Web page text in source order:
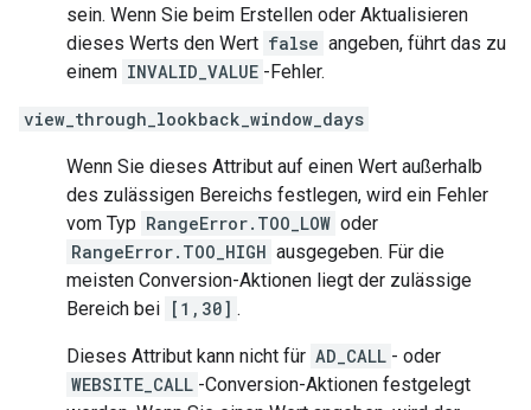
sein. Wenn Sie beim Erstellen oder Aktualisieren
dieses Werts den Wert false angeben, führt das zu
einem INVALID_VALUE -Fehler.
view_through_lookback_window_days
Wenn Sie dieses Attribut auf einen Wert außerhalb
des zulässigen Bereichs festlegen, wird ein Fehler
vom Typ RangeError.TOO_LOW oder
RangeError.TOO_HIGH ausgegeben. Für die
meisten Conversion-Aktionen liegt der zulässige
Bereich bei
[1,30] .
Dieses Attribut kann nicht für AD_CALL - oder
WEBSITE_CALL -Conversion-Aktionen festgelegt